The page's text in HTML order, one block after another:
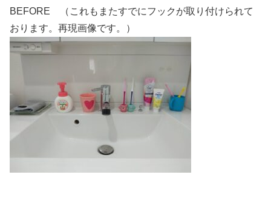
BEFORE （これもまたすでにフックが取り付けられて
おります。再現画像です。）